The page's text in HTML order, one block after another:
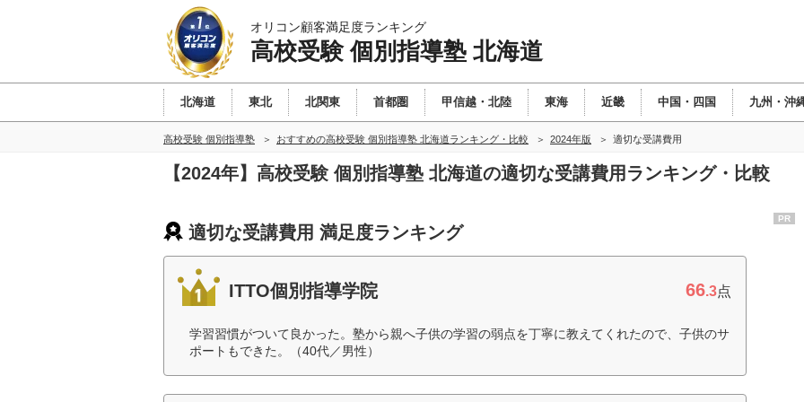
オリコン顧客満足度ランキング
高校受験 個別指導塾 北海道
北海道 東北 北関東 首都圏 甲信越・北陸 東海 近畿 中国・四国 九州・沖
高校受験 個別指導塾 おすすめの高校受験 個別指導塾 北海道ランキング・比較 2024年版 適切な受講費用
【2024年】高校受験 個別指導塾 北海道の適切な受講費用ランキング・比較
適切な受講費用 満足度ランキング
ITTO個別指導学院 66.3点
学習習慣がついて良かった。塾から親へ子供の学習の弱点を丁寧に教えてくれたので、子供のサ
ポートもできた。（40代／男性）
PR